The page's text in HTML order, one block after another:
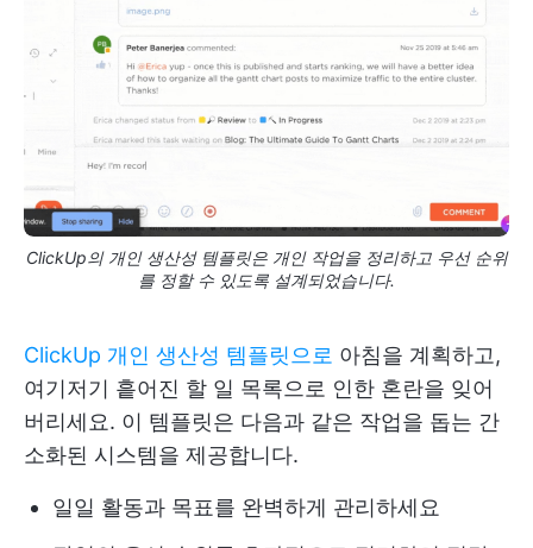
ClickUp의 개인 생산성 템플릿은 개인 작업을 정리하고 우선 순위
를 정할 수 있도록 설계되었습니다.
ClickUp 개인 생산성 템플릿으로 아침을 계획하고,
여기저기 흩어진 할 일 목록으로 인한 혼란을 잊어
버리세요. 이 템플릿은 다음과 같은 작업을 돕는 간
소화된 시스템을 제공합니다.
일일 활동과 목표를 완벽하게 관리하세요